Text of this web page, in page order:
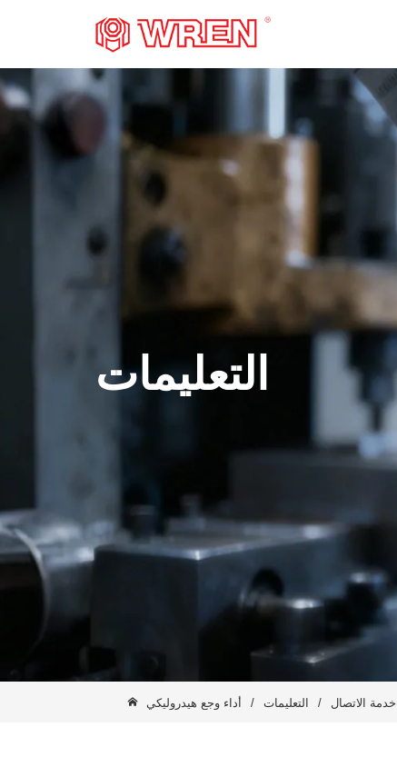
شعار
التعليمات
خدمة الاتصال / التعليمات / أداء وجع هيدروليكي